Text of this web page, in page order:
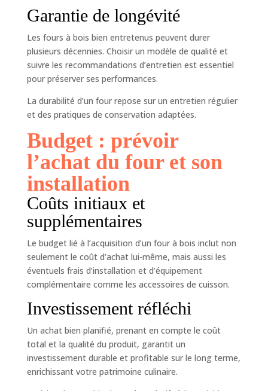
Garantie de longévité
Les fours à bois bien entretenus peuvent durer
plusieurs décennies. Choisir un modèle de qualité et
suivre les recommandations d’entretien est essentiel
pour préserver ses performances.
La durabilité d’un four repose sur un entretien régulier
et des pratiques de conservation adaptées.
Budget : prévoir
l’achat du four et son
installation
Coûts initiaux et
supplémentaires
Le budget lié à l’acquisition d’un four à bois inclut non
seulement le coût d’achat lui-même, mais aussi les
éventuels frais d’installation et d’équipement
complémentaire comme les accessoires de cuisson.
Investissement réfléchi
Un achat bien planifié, prenant en compte le coût
total et la qualité du produit, garantit un
investissement durable et profitable sur le long terme,
enrichissant votre patrimoine culinaire.